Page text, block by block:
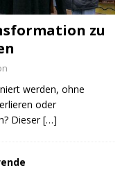
zu
werden, ohne
oder
Dieser[…]